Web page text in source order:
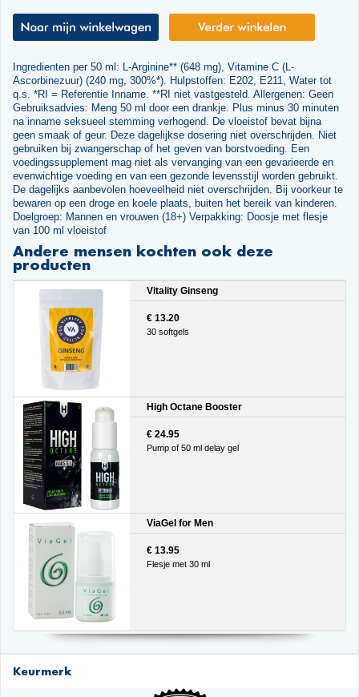
Ingredienten per 50 ml: L-Arginine** (648 mg), Vitamine C (L-
Ascorbinezuur) (240 mg, 300%*). Hulpstoffen: E202, E211, Water tot
q.s. *RI = Referentie Inname. **RI niet vastgesteld. Allergenen: Geen
Gebruiksadvies: Meng 50 ml door een drankje. Plus minus 30 minuten
na inname seksueel stemming verhogend. De vloeistof bevat bijna
geen smaak of geur. Deze dagelijkse dosering niet overschrijden. Niet
gebruiken bij zwangerschap of het geven van borstvoeding. Een
voedingssupplement mag niet als vervanging van een gevarieerde en
evenwichtige voeding en van een gezonde levensstijl worden gebruikt.
De dagelijks aanbevolen hoeveelheid niet overschrijden. Bij voorkeur te
bewaren op een droge en koele plaats, buiten het bereik van kinderen.
Doelgroep: Mannen en vrouwen (18+) Verpakking: Doosje met flesje
van 100 ml vloeistof
Andere mensen kochten ook deze
producten
Vitality Ginseng
€ 13.20
30 softgels
High Octane Booster
€ 24.95
Pump of 50 ml delay gel
ViaGel for Men
€ 13.95
Flesje met 30 ml
Keurmerk